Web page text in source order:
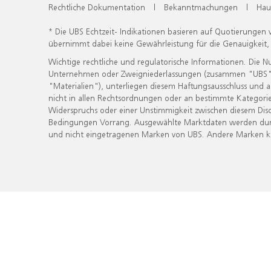
Rechtliche Dokumentation | Bekanntmachungen |
* Die UBS Echtzeit- Indikationen basieren auf
übernimmt dabei keine Gewährleistung für die
Wichtige rechtliche und regulatorische Informationen. Die
Unternehmen oder Zweigniederlassungen (zusammen
"Materialien"), unterliegen diesem Haftungsausschluss
nicht in allen Rechtsordnungen oder an bestimmte
Widerspruchs oder einer Unstimmigkeit zwischen diesem
Bedingungen Vorrang. Ausgewählte Marktdaten werden
und nicht eingetragenen Marken von UBS. Andere Marken